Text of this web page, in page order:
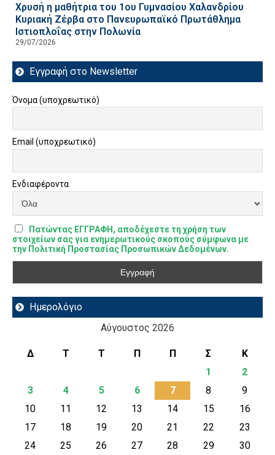
Χρυσή η μαθήτρια του 1ου Γυμνασίου Χαλανδρίου
Κυριακή Ζέρβα στο Πανευρωπαϊκό Πρωτάθλημα
Ιστιοπλοΐας στην Πολωνία
29/07/2026
Εγγραφή στο Newsletter
Όνομα (υποχρεωτικό)
Email (υποχρεωτικό)
Ενδιαφέροντα
Πατώντας ΕΓΓΡΑΦΗ, αποδέχεστε τη χρήση των
στοιχείων σας για ενημερωτικούς σκοπούς σύμφωνα με
την Πολιτική Προστασίας Προσωπικών Δεδομένων.
Ημερολόγιο
Αύγουστος 2026
Δ Τ Τ Π Π Σ
Κ
1
2
3
4 5 6 7 8
9
10
11 12 13 14 15
16
17
18 19 20 21 22
23
24
25 26 27 28 29
30